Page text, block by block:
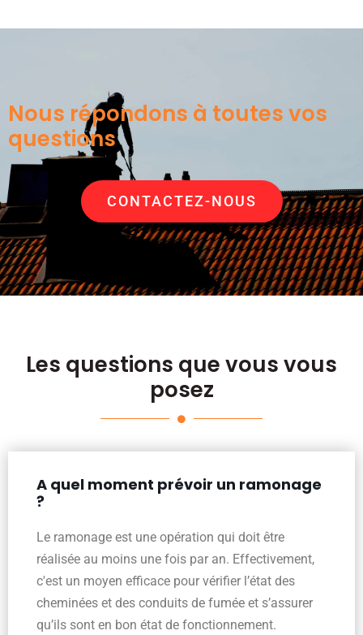
Nous répondons à toutes vos
questions
CONTACTEZ-NOUS
Les questions que vous vous
posez
A quel moment prévoir un ramonage
?
Le ramonage est une opération qui doit être
réalisée au moins une fois par an. Effectivement,
c'est un moyen efficace pour vérifier l’état des
cheminées et des conduits de fumée et s’assurer
qu’ils sont en bon état de fonctionnement.